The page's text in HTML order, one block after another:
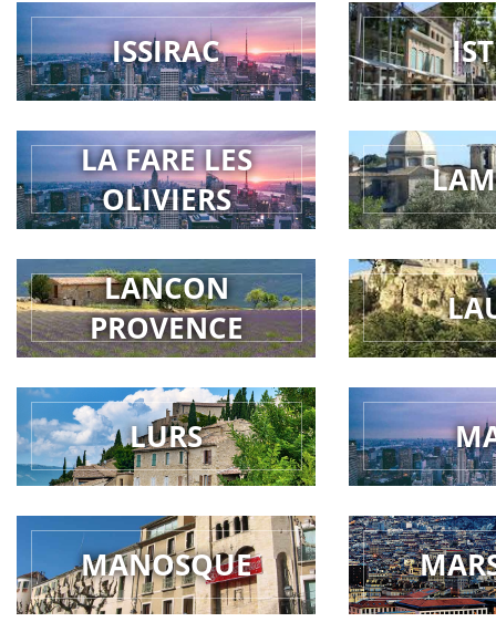
ISSIRAC
LA FARE LES
OLIVIERS
LANCON
PROVENCE
LURS
MANOSQUE